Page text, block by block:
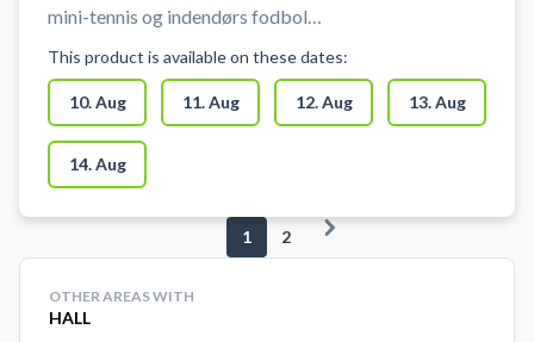
mini-tennis og indendørs fodbold
ved Baunehøjskolen i Jyllinge.
Man medbringer selv bolde,
ketcher eller stave.
This product is available on these dates:
10. Aug 11. Aug 12. Aug 13. Aug
14. Aug
1 2
OTHER AREAS WITH
HALL